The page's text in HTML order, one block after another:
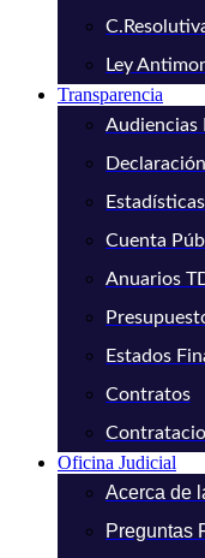
Ley
Transparencia
Audiencias
Estadísticas
Cuenta
Anuarios
Estados
Contratos
Oficina Judicial
Acerca de
Preguntas